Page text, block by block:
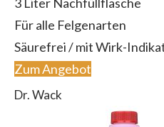
3 Liter Nachfüllflasche
Für alle Felgenarten
Säurefrei / mit Wirk-
Zum Angebot
Dr. Wack